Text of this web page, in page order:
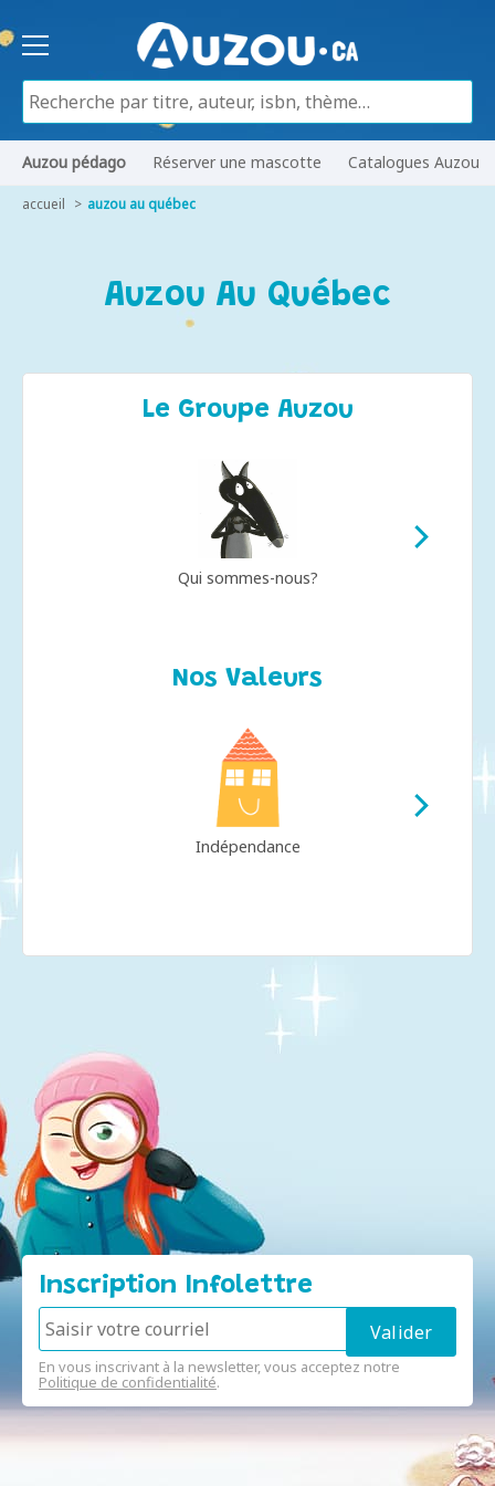
Auzou pédago Réserver une mascotte Catalogues Auzou
accueil auzou au québec
Auzou Au Québec
Le Groupe Auzou
Qui sommes-nous?
Nos Valeurs
Indépendance
Inscription Infolettre
En vous inscrivant à la newsletter, vous acceptez notre
Politique de confidentialité.